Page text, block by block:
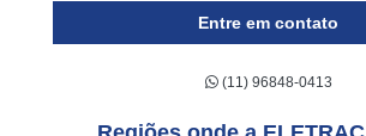
Entre em contato
(11) 96848-0413